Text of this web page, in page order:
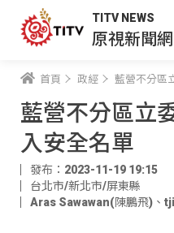
TITV NEWS
原視新聞網
首頁 政經 藍營不分區
藍營不分區立
入安全名單
發布：2023-11-19 19:15
台北市/新北市/屏東縣
Aras Sawawan(陳鵬飛) 、